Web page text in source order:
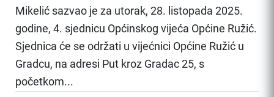
Mikelić sazvao je za utorak, 28. listopada 2025.
godine, 4. sjednicu Općinskog vijeća Općine Ružić.
Sjednica će se održati u vijećnici Općine Ružić u
Gradcu, na adresi Put kroz Gradac 25, s
početkom...